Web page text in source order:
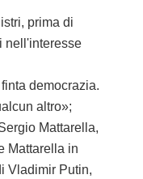
prima di
nell'interesse
democrazia.
altro»;
Mattarella,
Mattarella in
Vladimir Putin,